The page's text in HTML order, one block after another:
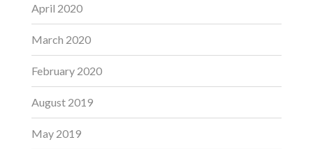
April 2020
March 2020
February 2020
August 2019
May 2019